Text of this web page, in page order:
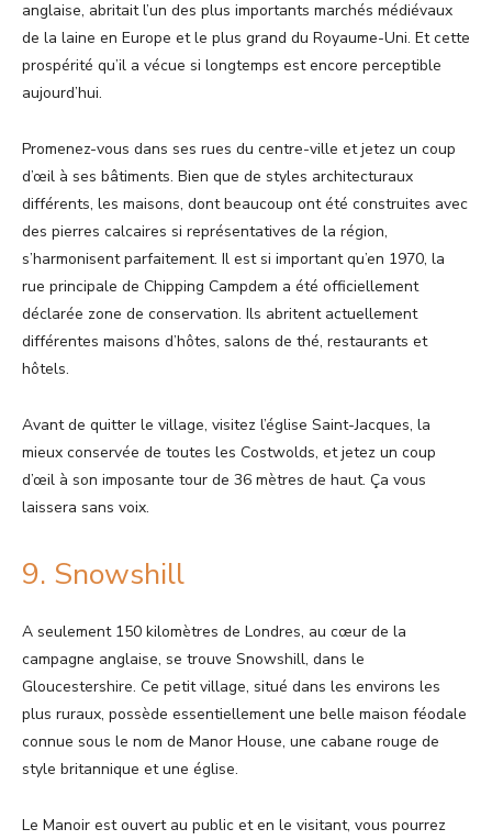
anglaise, abritait l’un des plus importants marchés médiévaux
de la laine en Europe et le plus grand du Royaume-Uni. Et cette
prospérité qu’il a vécue si longtemps est encore perceptible
aujourd’hui.
Promenez-vous dans ses rues du centre-ville et jetez un coup
d’œil à ses bâtiments. Bien que de styles architecturaux
différents, les maisons, dont beaucoup ont été construites avec
des pierres calcaires si représentatives de la région,
s’harmonisent parfaitement. Il est si important qu’en 1970, la
rue principale de Chipping Campdem a été officiellement
déclarée zone de conservation. Ils abritent actuellement
différentes maisons d’hôtes, salons de thé, restaurants et
hôtels.
Avant de quitter le village, visitez l’église Saint-Jacques, la
mieux conservée de toutes les Costwolds, et jetez un coup
d’œil à son imposante tour de 36 mètres de haut. Ça vous
laissera sans voix.
9. Snowshill
A seulement 150 kilomètres de Londres, au cœur de la
campagne anglaise, se trouve Snowshill, dans le
Gloucestershire. Ce petit village, situé dans les environs les
plus ruraux, possède essentiellement une belle maison féodale
connue sous le nom de Manor House, une cabane rouge de
style britannique et une église.
Le Manoir est ouvert au public et en le visitant, vous pourrez